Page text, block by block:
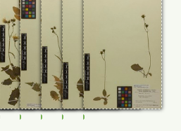
M-0232837M-0232838M-0232839M-0232840